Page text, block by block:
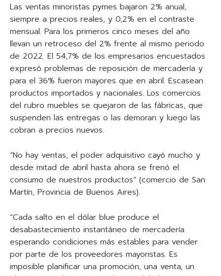
Las ventas minoristas pymes bajaron 2% anual,
siempre a precios reales, y 0,2% en el contraste
mensual. Para los primeros cinco meses del año
llevan un retroceso del 2% frente al mismo periodo
de 2022. El 54,7% de los empresarios encuestados
expresó problemas de reposición de mercadería y
para el 36% fueron mayores que en abril. Escasean
productos importados y nacionales. Los comercios
del rubro muebles se quejaron de las fábricas, que
suspenden las entregas o las demoran y luego las
cobran a precios nuevos.
“No hay ventas, el poder adquisitivo cayó mucho y
desde mitad de abril hasta ahora se frenó el
consumo de nuestros productos” (comercio de San
Martín, Provincia de Buenos Aires).
“Cada salto en el dólar blue produce el
desabastecimiento instantáneo de mercadería
esperando condiciones más estables para vender
por parte de los proveedores mayoristas. Es
imposible planificar una promoción, una venta, un